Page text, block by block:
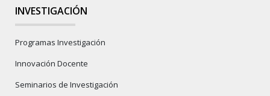
INVESTIGACIÓN
Programas Investigación
Innovación Docente
Seminarios de Investigación